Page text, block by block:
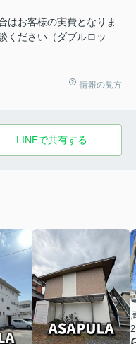
はお客様の実費となりま
ください（ダブルロッ
情報の見方
LINEで共有する